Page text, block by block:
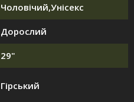
Чоловічий,Унісекс
Дорослий
29"
Гірський